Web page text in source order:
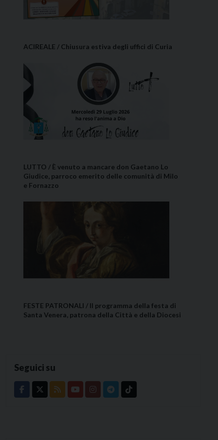
ACIREALE / Chiusura estiva degli uffici di Curia
LUTTO / È venuto a mancare don Gaetano Lo
Giudice, parroco emerito delle comunità di Milo
e Fornazzo
FESTE PATRONALI / Il programma della festa di
Santa Venera, patrona della Città e della Diocesi
Seguici su